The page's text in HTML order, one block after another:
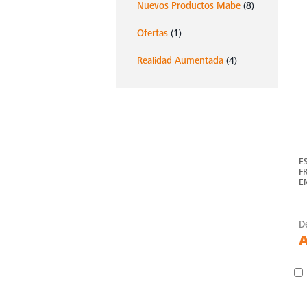
Nuevos Productos Mabe (8)
Ofertas (1)
Realidad Aumentada (4)